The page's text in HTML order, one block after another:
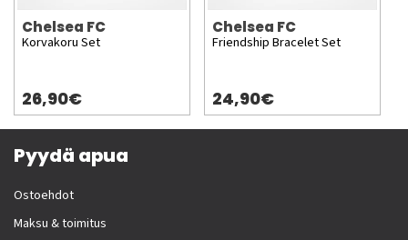
Chelsea FC
Korvakoru Set
26,90€
Chelsea FC
Friendship Bracelet Set
24,90€
Pyydä apua
Ostoehdot
Maksu & toimitus